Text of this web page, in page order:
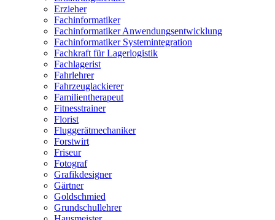
Erzieher
Fachinformatiker
Fachinformatiker Anwendungsentwicklung
Fachinformatiker Systemintegration
Fachkraft für Lagerlogistik
Fachlagerist
Fahrlehrer
Fahrzeuglackierer
Familientherapeut
Fitnesstrainer
Florist
Fluggerätmechaniker
Forstwirt
Friseur
Fotograf
Grafikdesigner
Gärtner
Goldschmied
Grundschullehrer